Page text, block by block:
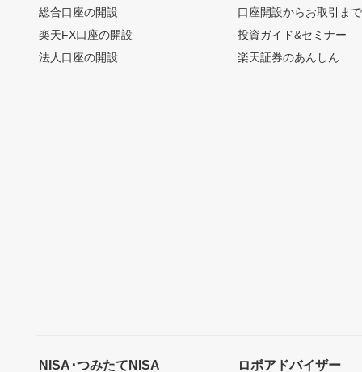
総合口座の開設
楽天FX口座の開設
法人口座の開設
口座開設からお取引ま
投資ガイド&セミナー
楽天証券のあんしん
NISA･つみたてNISA ロボアドバイザー